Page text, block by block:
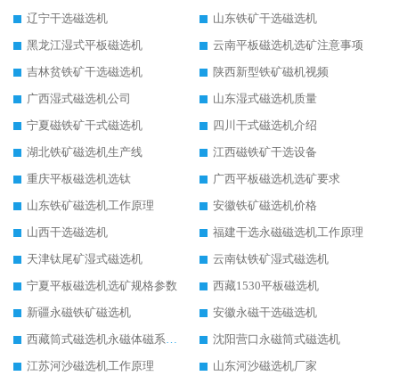
辽宁干选磁选机
山东铁矿干选磁选机
黑龙江湿式平板磁选机
云南平板磁选机选矿注意事项
吉林贫铁矿干选磁选机
陕西新型铁矿磁机视频
广西湿式磁选机公司
山东湿式磁选机质量
宁夏磁铁矿干式磁选机
四川干式磁选机介绍
湖北铁矿磁选机生产线
江西磁铁矿干选设备
重庆平板磁选机选钛
广西平板磁选机选矿要求
山东铁矿磁选机工作原理
安徽铁矿磁选机价格
山西干选磁选机
福建干选永磁磁选机工作原理
天津钛尾矿湿式磁选机
云南钛铁矿湿式磁选机
宁夏平板磁选机选矿规格参数
西藏1530平板磁选机
新疆永磁铁矿磁选机
安徽永磁干选磁选机
西藏筒式磁选机永磁体磁系设计
沈阳营口永磁筒式磁选机
江苏河沙磁选机工作原理
山东河沙磁选机厂家